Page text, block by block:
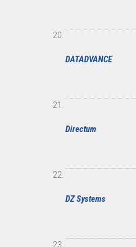
DATADVANCE
Directum
DZ Systems